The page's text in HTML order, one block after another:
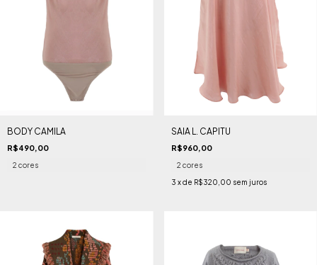
BODY CAMILA
R$490,00
2 cores
SAIA L. CAPITU
R$960,00
2 cores
3 x de R$320,00 sem juros